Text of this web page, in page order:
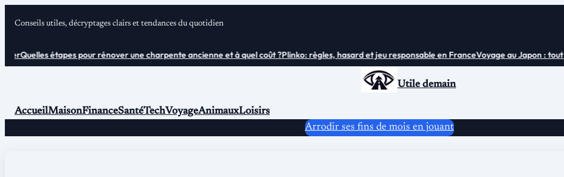
Conseils utiles, décryptages clairs et tendances du quotidien
Quelles étapes pour rénover une charpente ancienne et à quel coût ?Plinko: règles, hasard et jeu responsable en FranceVoyage au Japon : tout
Utile demain
AccueilMaisonFinanceSantéTechVoyageAnimauxLoisirs
Arrodir ses fins de mois en jouant